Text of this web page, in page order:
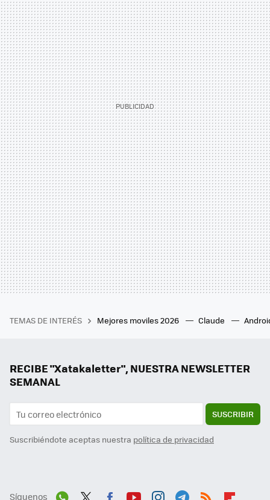
TEMAS DE INTERÉS Mejores moviles 2026 Claude
RECIBE "Xatakaletter", NUESTRA NEWSLETTER
SEMANAL
SUSCRIBIR
Suscribiéndote aceptas nuestra política de privacidad
Síguenos